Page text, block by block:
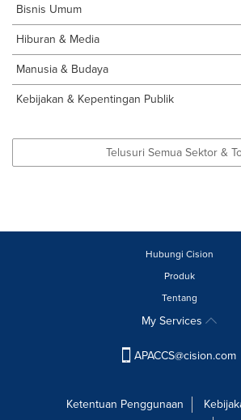
Bisnis Umum
Hiburan & Media
Manusia & Budaya
Kebijakan & Kepentingan Publik
Telusuri Semua Sektor &
Hubungi Cision
Produk
Tentang
My Services
APACCS@cision.com
Ketentuan Penggunaan